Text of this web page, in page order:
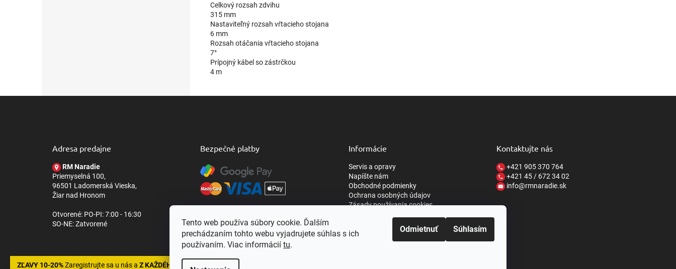
Tento web používa súbory cookie. Ďalším
prechádzaním tohto webu vyjadrujete súhlas s ich
používaním. Viac informácií tu.
Odmietnuť Súhlasím
ZĽAVY 10-20%Zaregistrujte sa u nás a Z KAŽDÉHO NÁKUPU
Celkový rozsah zdvihu
315 mm
Nastaviteľný rozsah vŕtacieho stojana
6 mm
Rozsah otáčania vŕtacieho stojana
7°
Prípojný kábel so zástrčkou
4 m
Adresa predajne
RM Naradie
Priemyselná 100,
96501 Ladomerská Vieska,
Žiar nad Hronom
Otvorené: PO-PI: 7:00 - 16:30
SO-NE: Zatvorené
Bezpečné platby Informácie
Servis a opravy
Napíšte nám
Obchodné podmienky
Ochrana osobných údajov
Zásady používania cookies
Kontaktujte nás
+421 905 370 764
+421 45 / 672 34 02
info@rmnaradie.sk